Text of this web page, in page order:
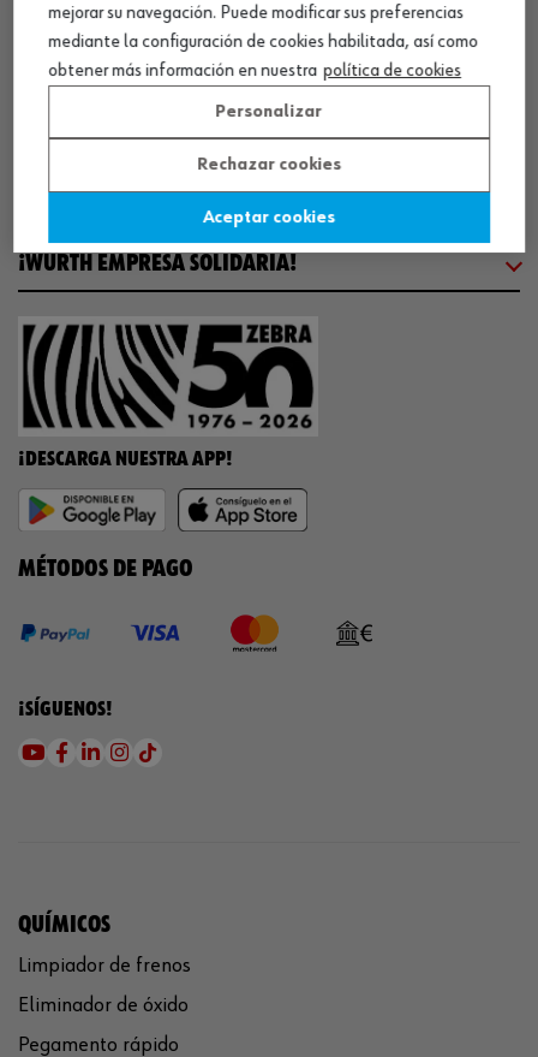
COMUNICACIÓN
NUESTROS CERTIFICADOS
¡WÜRTH EMPRESA SOLIDARIA!
¡DESCARGA NUESTRA APP!
MÉTODOS DE PAGO
¡SÍGUENOS!
QUÍMICOS
Limpiador de frenos
Eliminador de óxido
Pegamento rápido
mejorar su navegación. Puede modificar sus preferencias
mediante la configuración de cookies habilitada, así como
obtener más información en nuestra política de cookies
Personalizar
Rechazar cookies
Aceptar cookies